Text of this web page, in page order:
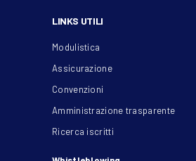
LINKS UTILI
Modulistica
Assicurazione
Convenzioni
Amministrazione trasparente
Ricerca iscritti